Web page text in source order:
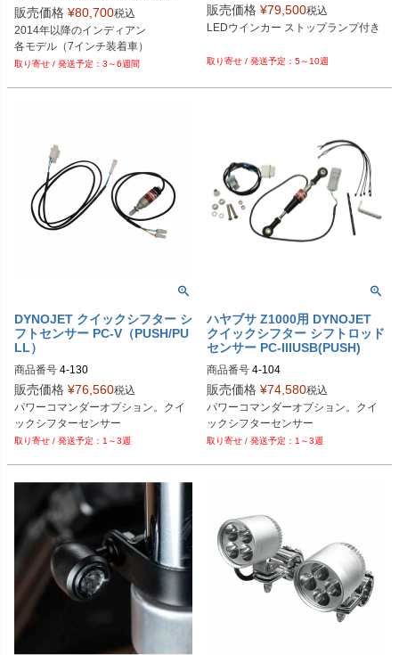
販売価格 ¥80,700税込
2014年以降のインディアン
各モデル（7インチ装着車）
3～6週間
販売価格 ¥79,500税込
LEDウインカー ストップランプ付き
5～10週
DYNOJET クイックシフター シ
フトセンサー PC-V（PUSH/PU
LL）
商品番号 4-130
D型番：1601-0510
販売価格 ¥76,560税込
パワーコマンダーオプション。クイ
ックシフターセンサー
1～3週
ハヤブサ Z1000用 DYNOJET
クイックシフター シフトロッド
センサー PC-IIIUSB(PUSH)
商品番号 4-104
Drag型番：1601-0014
販売価格 ¥74,580税込
パワーコマンダーオプション。クイ
ックシフターセンサー
1～3週